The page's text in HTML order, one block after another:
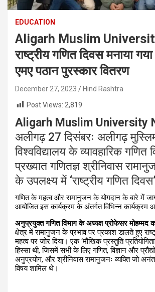
EDUCATION
Aligarh Muslim
राष्ट्रीय गणित दिवस मनाया
एमए पठान पुरस्कार वितरण
December 27, 2023
Hind Rashtra
Post Views: 2,819
Aligarh Muslim University
अलीगढ़ 27 दिसंबरः अलीगढ़
विश्वविद्यालय के व्यावहारिक गणित
प्रख्यात गणितज्ञ श्रीनिवास
के उपलक्ष्य में ‘राष्ट्रीय गणित दिवस
गणित के महत्व और रामानुजन के योगदान के बारे में
आयोजित इस कार्यक्रम के अंतर्गत विभिन्न कार्यक्रम
अनुप्रयुक्त गणित विभाग के अध्यक्ष प्रोफेसर मोहम्मद
क्षेत्र में रामानुजन के प्रभाव पर प्रकाश डालते हुए
महत्व पर जोर दिया। एक‘मौखिक प्रस्तुति प्रतियोगिता
हिस्सा थी,जिसमें सभी के लिए गणित,विज्ञान और
अनुप्रयोग, और श्रीनिवास रामानुजनः व्यक्ति जो
विषय शामिल थे।